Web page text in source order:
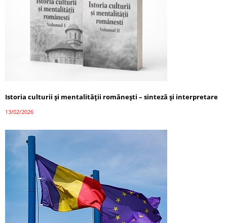
Istoria culturii și mentalității românești – sinteză și interpretare
13/02/2026